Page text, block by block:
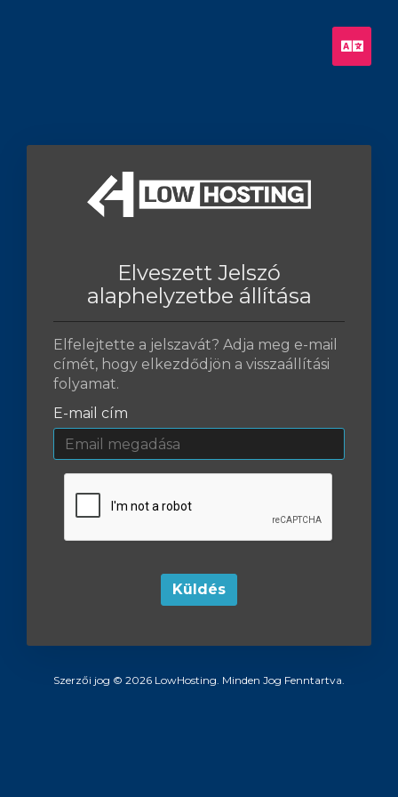
Elveszett Jelszó
alaphelyzetbe állítása
Elfelejtette a jelszavát? Adja meg e-mail
címét, hogy elkezdődjön a visszaállítási
folyamat.
E-mail cím
Küldés
Szerzői jog © 2026 LowHosting. Minden Jog Fenntartva.